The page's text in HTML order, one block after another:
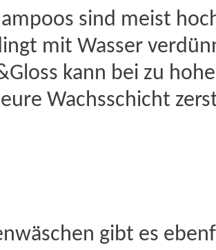
sind meist
mit Wasser
kann bei zu
Wachsschicht
gibt es